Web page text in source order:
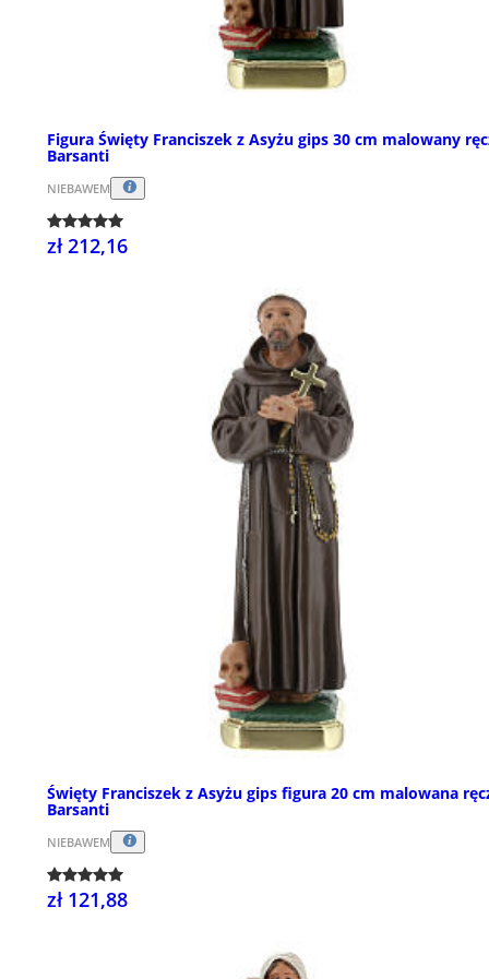
Figura Święty Franciszek z Asyżu gips 30 cm malowany
Barsanti
NIEBAWEM
zł 212,16
Święty Franciszek z Asyżu gips figura 20 cm malowana
Barsanti
NIEBAWEM
zł 121,88